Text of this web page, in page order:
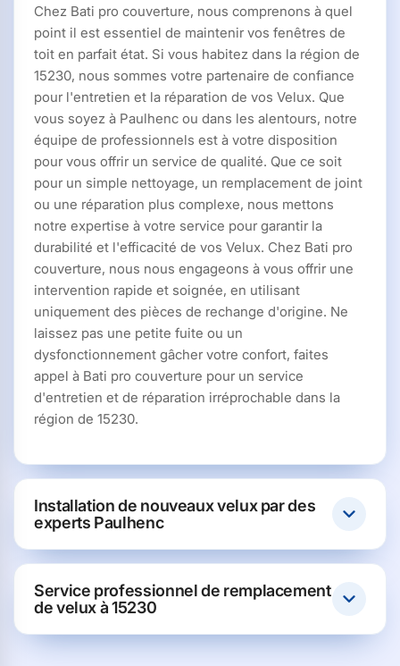
Chez Bati pro couverture, nous comprenons à quel
point il est essentiel de maintenir vos fenêtres de
toit en parfait état. Si vous habitez dans la région de
15230, nous sommes votre partenaire de confiance
pour l'entretien et la réparation de vos Velux. Que
vous soyez à Paulhenc ou dans les alentours, notre
équipe de professionnels est à votre disposition
pour vous offrir un service de qualité. Que ce soit
pour un simple nettoyage, un remplacement de joint
ou une réparation plus complexe, nous mettons
notre expertise à votre service pour garantir la
durabilité et l'efficacité de vos Velux. Chez Bati pro
couverture, nous nous engageons à vous offrir une
intervention rapide et soignée, en utilisant
uniquement des pièces de rechange d'origine. Ne
laissez pas une petite fuite ou un
dysfonctionnement gâcher votre confort, faites
appel à Bati pro couverture pour un service
d'entretien et de réparation irréprochable dans la
région de 15230.
Installation de nouveaux velux par des
experts Paulhenc
Service professionnel de remplacement
de velux à 15230